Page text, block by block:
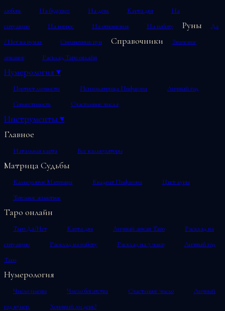
любовь
На будущее На день Карта дня
На
ситуацию
На вопрос На отношения На работу Руны
Да
/ Нет на рунах
Справочник рун Справочники
Значение
арканов
Расклад Таро онлайн
Нумерология ▾
Портрет личности Психоматрица Пифагора
Личный год
Совместимость
Счастливые числа
Инструменты ▾
Главное
Натальная карта Все калькуляторы
Матрица Судьбы
Калькулятор Матрицы Квадрат Пифагора
Цвет ауры
Тотемное животное
Таро онлайн
Таро Да/Нет Карта дня Личный аркан Таро
Расклад на
ситуацию
Расклад на работу Расклад на 7 чакр
Личный год
Таро
Нумерология
Число имени Число богатства Счастливое число
Личный
год нумер.
Хороший ли день?